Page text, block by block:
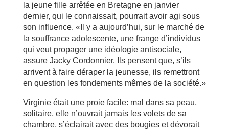
la jeune fille arrêtée en Bretagne en janvier
dernier, qui le connaissait, pourrait avoir agi sous
son influence. «Il y a aujourd’hui, sur le marché de
la souffrance adolescente, une frange d’individus
qui veut propager une idéologie antisociale,
assure Jacky Cordonnier. Ils pensent que, s’ils
arrivent à faire déraper la jeunesse, ils remettront
en question les fondements mêmes de la société.»
Virginie était une proie facile: mal dans sa peau,
solitaire, elle n’ouvrait jamais les volets de sa
chambre, s’éclairait avec des bougies et dévorait